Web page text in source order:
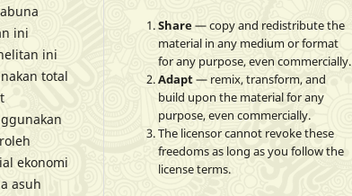
ini
ini
total
ekonomi
asuh
Share— copy and redistribute the
material in any medium or format
for any purpose, even commercially.
Adapt— remix, transform, and
build upon the material for any
purpose, even commercially.
The licensor cannot revoke these
freedoms as long as you follow the
license terms.